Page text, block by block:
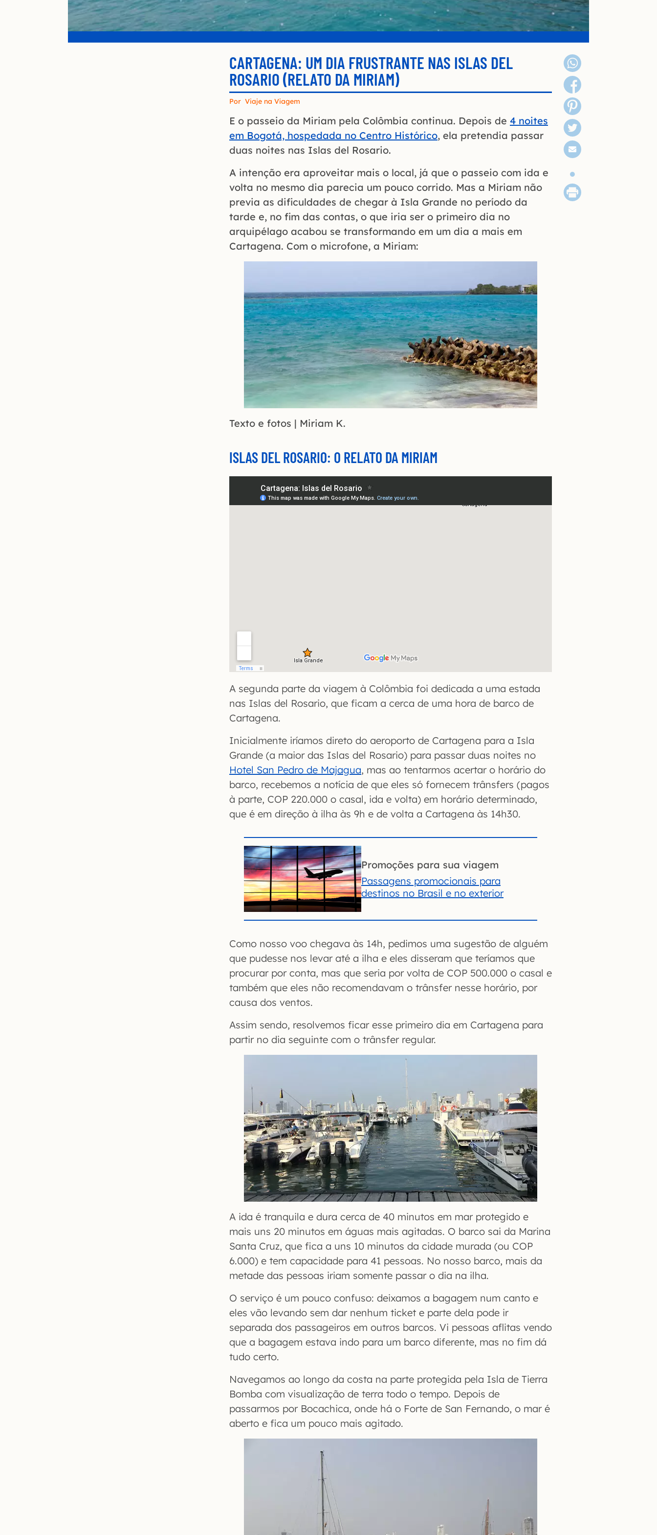
CARTAGENA: UM DIA FRUSTRANTE NAS ISLAS DEL
ROSARIO (RELATO DA MIRIAM)
Por Viaje na Viagem
E o passeio da Miriam pela Colômbia continua. Depois de 4 noites
em Bogotá, hospedada no Centro Histórico, ela pretendia passar
duas noites nas Islas del Rosario.
A intenção era aproveitar mais o local, já que o passeio com ida e
volta no mesmo dia parecia um pouco corrido. Mas a Miriam não
previa as dificuldades de chegar à Isla Grande no período da
tarde e, no fim das contas, o que iria ser o primeiro dia no
arquipélago acabou se transformando em um dia a mais em
Cartagena. Com o microfone, a Miriam:
Texto e fotos | Miriam K.
ISLAS DEL ROSARIO: O RELATO DA MIRIAM
A segunda parte da viagem à Colômbia foi dedicada a uma estada
nas Islas del Rosario, que ficam a cerca de uma hora de barco de
Cartagena.
Inicialmente iríamos direto do aeroporto de Cartagena para a Isla
Grande (a maior das Islas del Rosario) para passar duas noites no
Hotel San Pedro de Majagua, mas ao tentarmos acertar o horário do
barco, recebemos a notícia de que eles só fornecem trânsfers (pagos
à parte, COP 220.000 o casal, ida e volta) em horário determinado,
que é em direção à ilha às 9h e de volta a Cartagena às 14h30.
Promoções para sua viagem
Passagens promocionais para
destinos no Brasil e no exterior
Como nosso voo chegava às 14h, pedimos uma sugestão de alguém
que pudesse nos levar até a ilha e eles disseram que teríamos que
procurar por conta, mas que seria por volta de COP 500.000 o casal e
também que eles não recomendavam o trânsfer nesse horário, por
causa dos ventos.
Assim sendo, resolvemos ficar esse primeiro dia em Cartagena para
partir no dia seguinte com o trânsfer regular.
A ida é tranquila e dura cerca de 40 minutos em mar protegido e
mais uns 20 minutos em águas mais agitadas. O barco sai da Marina
Santa Cruz, que fica a uns 10 minutos da cidade murada (ou COP
6.000) e tem capacidade para 41 pessoas. No nosso barco, mais da
metade das pessoas iriam somente passar o dia na ilha.
O serviço é um pouco confuso: deixamos a bagagem num canto e
eles vão levando sem dar nenhum ticket e parte dela pode ir
separada dos passageiros em outros barcos. Vi pessoas aflitas vendo
que a bagagem estava indo para um barco diferente, mas no fim dá
tudo certo.
Navegamos ao longo da costa na parte protegida pela Isla de Tierra
Bomba com visualização de terra todo o tempo. Depois de
passarmos por Bocachica, onde há o Forte de San Fernando, o mar é
aberto e fica um pouco mais agitado.